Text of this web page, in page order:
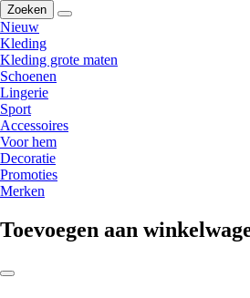
Zoeken
Nieuw
Kleding
Kleding grote maten
Schoenen
Lingerie
Sport
Accessoires
Voor hem
Decoratie
Promoties
Merken
Toevoegen aan